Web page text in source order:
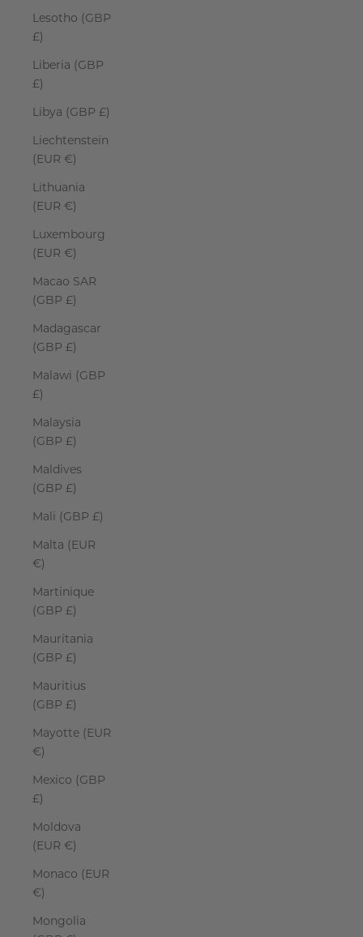
Lesotho (GBP
£)
Liberia (GBP
£)
Libya (GBP £)
Liechtenstein
(EUR €)
Lithuania
(EUR €)
Luxembourg
(EUR €)
Macao SAR
(GBP £)
Madagascar
(GBP £)
Malawi (GBP
£)
Malaysia
(GBP £)
Maldives
(GBP £)
Mali (GBP £)
Malta (EUR
€)
Martinique
(GBP £)
Mauritania
(GBP £)
Mauritius
(GBP £)
Mayotte (EUR
€)
Mexico (GBP
£)
Moldova
(EUR €)
Monaco (EUR
€)
Mongolia